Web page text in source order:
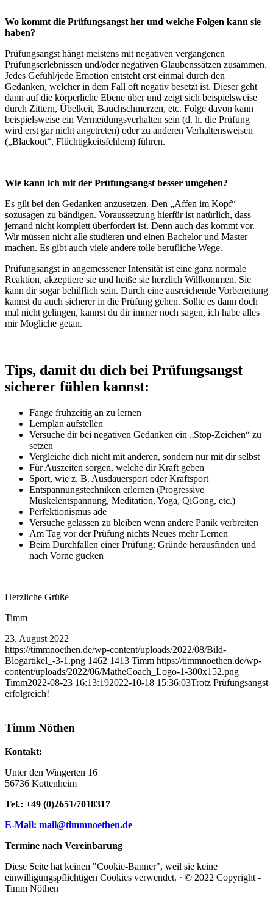
Wo kommt die Prüfungsangst her und welche Folgen kann sie
haben?
Prüfungsangst hängt meistens mit negativen vergangenen
Prüfungserlebnissen und/oder negativen Glaubenssätzen zusammen.
Jedes Gefühl/jede Emotion entsteht erst einmal durch den
Gedanken, welcher in dem Fall oft negativ besetzt ist. Dieser geht
dann auf die körperliche Ebene über und zeigt sich beispielsweise
durch Zittern, Übelkeit, Bauchschmerzen, etc. Folge davon kann
beispielsweise ein Vermeidungsverhalten sein (d. h. die Prüfung
wird erst gar nicht angetreten) oder zu anderen Verhaltensweisen
(„Blackout“, Flüchtigkeitsfehlern) führen.
Wie kann ich mit der Prüfungsangst besser umgehen?
Es gilt bei den Gedanken anzusetzen. Den „Affen im Kopf“
sozusagen zu bändigen. Voraussetzung hierfür ist natürlich, dass
jemand nicht komplett überfordert ist. Denn auch das kommt vor.
Wir müssen nicht alle studieren und einen Bachelor und Master
machen. Es gibt auch viele andere tolle berufliche Wege.
Prüfungsangst in angemessener Intensität ist eine ganz normale
Reaktion, akzeptiere sie und heiße sie herzlich Willkommen. Sie
kann dir sogar behilflich sein. Durch eine ausreichende Vorbereitung
kannst du auch sicherer in die Prüfung gehen. Sollte es dann doch
mal nicht gelingen, kannst du dir immer noch sagen, ich habe alles
mir Mögliche getan.
Tips, damit du dich bei Prüfungsangst
sicherer fühlen kannst:
Fange frühzeitig an zu lernen
Lernplan aufstellen
Versuche dir bei negativen Gedanken ein „Stop-Zeichen“ zu
setzen
Vergleiche dich nicht mit anderen, sondern nur mit dir selbst
Für Auszeiten sorgen, welche dir Kraft geben
Sport, wie z. B. Ausdauersport oder Kraftsport
Entspannungstechniken erlernen (Progressive
Muskelentspannung, Meditation, Yoga, QiGong, etc.)
Perfektionismus ade
Versuche gelassen zu bleiben wenn andere Panik verbreiten
Am Tag vor der Prüfung nichts Neues mehr Lernen
Beim Durchfallen einer Prüfung: Gründe herausfinden und
nach Vorne gucken
Herzliche Grüße
Timm
23. August 2022
https://timmnoethen.de/wp-content/uploads/2022/08/Bild-
Blogartikel_-3-1.png 1462 1413 Timm https://timmnoethen.de/wp-
content/uploads/2022/06/MatheCoach_Logo-1-300x152.png
Timm2022-08-23 16:13:192022-10-18 15:36:03Trotz Prüfungsangst
erfolgreich!
Timm Nöthen
Kontakt:
Unter den Wingerten 16
56736 Kottenheim
Tel.: +49 (0)2651/7018317
E-Mail: mail@timmnoethen.de
Termine nach Vereinbarung
Diese Seite hat keinen "Cookie-Banner", weil sie keine
einwilligungspflichtigen Cookies verwendet. · © 2022 Copyright -
Timm Nöthen